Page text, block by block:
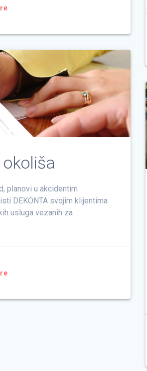
planovi u akcidentim
DEKONTA svojim klijentima
usluga vezanih za